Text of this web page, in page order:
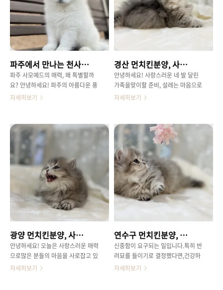
을 수 있는 곳에서 건강하고행복한
아이를 분양받는 것이 무엇보다 중요
합니다. 안동 사모예드분양사모예드
의 매력, '미소'에 담긴 비밀​바로 입꼬
리가 올라간 듯한 특유의 '미소'입니
다.마치 항상 웃고 있는 듯한 사랑스
러운표정은 보는 사람마저 기분 좋게
만드는마법을 지녔죠.이러한 매력적
인 외모 뒤에는 이중모 구조의풍성하
고 부드러운 털이 있습니다.추운 시
베리아 지역에서 생활하던 견종..
는 사모예드에 대한관심이 뜨거운데
요.오늘은 군포 지역에서 믿음직한사
모예드분양을 위한 꿀팁들을 상세하
게알려드리려고 합니다.​사모예드,
드는 ‘미소 천사’라는 별명처럼보기
만 해도 기분이 좋아지는 특별한 매
력을지니고 있습니다.마치 언제나 활
짝 웃고 있는 듯한 입매덕분에 보는
사람마저 행복하게 만들죠.하지만 이
런 사랑스러움 뒤에는 꼼꼼한관리가
파주에서 만나는 천사견! 우리 집을 행복으로 가득 채울 사모예드분양 완벽 가이드
파주 사모예드의 매력, 왜 특별할까
요? 안녕하세요! 파주의 아름다운 풍
경처럼,당신의 일상에 화사한 미소를
주 근교에서 산책을즐기며 새로운 가
족을 맞이할 준비를 하시는분들이 많
으실 텐데요.오늘은 하얗고 복슬복슬
한 털, 보는사람마저 기분 좋게 만드
는 미소로'천사견'이라 불리는 사모
예드에 대해이야기해볼까 합니다.특
히 파주 지역에서 건강하고 사랑스러
운사모예드를 만나볼 수 있는 방법에
대해자세히 안내해 드릴게요.많은 분
들이 파주 사모예드분양에대한 관심
을 가지고 계신 만큼, 궁금증을해소
하고 올바른 입양 결정을 내리실 수
있도록 돕겠습니다.​사모예드, 그 매
력적인 특징을 파헤치다 사모예드는
원래 시베리아의 혹독한 추위를이겨
내기 위해 발전된 견종입니다.그..
자세히보기
경산 먼치킨분양, 사랑스러운 매력의 주인공을 만나보세요!
안녕하세요! 사랑스러운 네 발 달린
가족을맞이할 준비, 설레는 마음으로
시작하셨나요? 오늘은 특별한 매력
수 있는분양처인 '캐터리' 본점에서
만날 수 있는친구들에 대한 정보를
명확하고 간결하게전달해 드리고자
합니다.캐터리 본점은 단순한 분양
업체가 아닌,수년간 쌓아온 전문성과
애정을 바탕으로건강하고 행복한 반
려묘를 가정으로보내드리는 데 집중
하는 곳입니다. 경산 먼치킨분양캐터
리 본점에서 만나는 먼치킨 고양이의
고양이 브리딩을 전문으로하는 곳은
아니지만, 엄선된 환경에서 온건강하
고 사회성이 좋은 먼치킨 고양이들을
만날 수 있는 곳으로 입소문이 나 있
습니다.먼치킨 고양이는 짧은 다리와
귀여운 외모로'살아있는 인형'..
자세히보기
광양 먼치킨분양, 사랑스러운 단모 고양이 가족 맞이 완벽 가이드
안녕하세요! 오늘은 사랑스러운 매력
으로많은 분들의 마음을 사로잡고 있
는 먼치킨고양이, 특히 광양 지역에
자세히보기
연수구 먼치킨분양, 사랑스러운 단모종 고양이와의 만남 이야기
신중함이 요구되는 일입니다.특히 반
려묘를 들이기로 결정했다면,건강하
고 사랑스러운 아이를 만나는 것이무
자세히보기